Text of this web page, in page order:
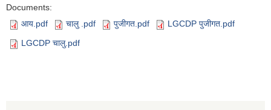
Documents:
आय.pdf
चालु .pdf पुजीगत.pdf
LGCDP पुजीगत.pdf
LGCDP चालु.pdf